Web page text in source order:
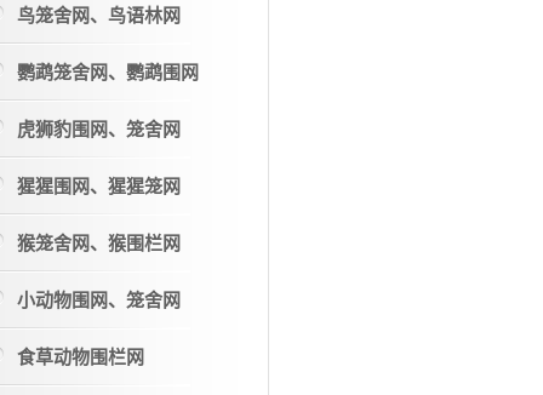
鸟笼舍网、鸟语林网
鹦鹉笼舍网、鹦鹉围网
虎狮豹围网、笼舍网
猩猩围网、猩猩笼网
猴笼舍网、猴围栏网
小动物围网、笼舍网
食草动物围栏网